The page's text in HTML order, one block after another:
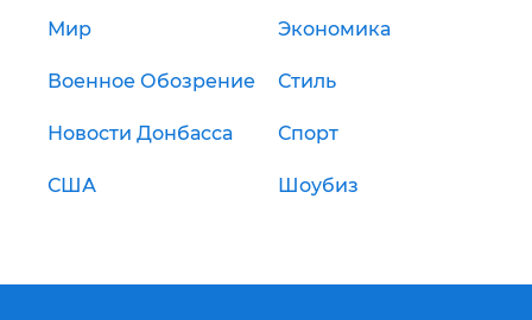
Мир Экономика
Военное Обозрение Стиль
Новости Донбасса Спорт
США Шоубиз